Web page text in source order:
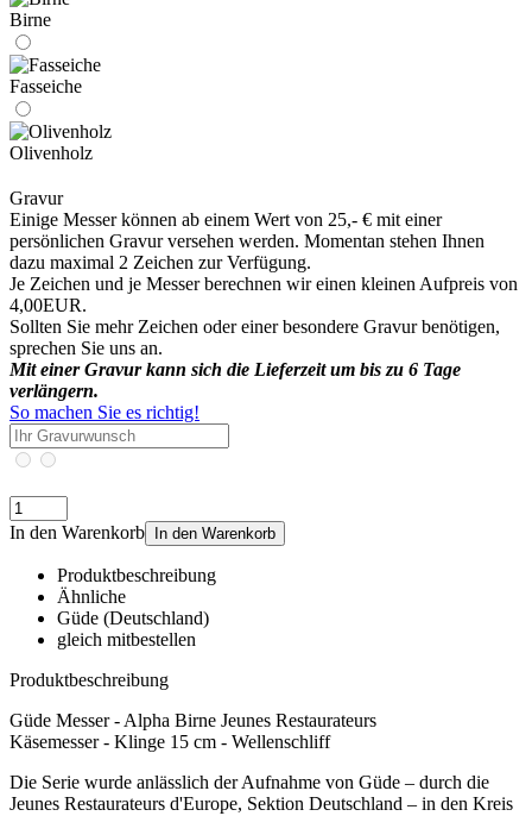
Birne
Fasseiche
Olivenholz
Gravur
Einige Messer können ab einem Wert von 25,- € mit einer
persönlichen Gravur versehen werden. Momentan stehen Ihnen
dazu maximal 2 Zeichen zur Verfügung.
Je Zeichen und je Messer berechnen wir einen kleinen Aufpreis von
4,00EUR.
Sollten Sie mehr Zeichen oder einer besondere Gravur benötigen,
sprechen Sie uns an.
Mit einer Gravur kann sich die Lieferzeit um bis zu 6 Tage
verlängern.
So machen Sie es richtig!
In den Warenkorb In den Warenkorb
Produktbeschreibung
Ähnliche
Güde (Deutschland)
gleich mitbestellen
Produktbeschreibung
Güde Messer - Alpha Birne Jeunes Restaurateurs
Käsemesser - Klinge 15 cm - Wellenschliff
Die Serie wurde anlässlich der Aufnahme von Güde – durch die
Jeunes Restaurateurs d'Europe, Sektion Deutschland – in den Kreis